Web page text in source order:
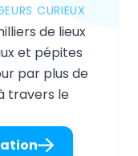
CURIEUX
de lieux
et pépites
par plus de
travers le